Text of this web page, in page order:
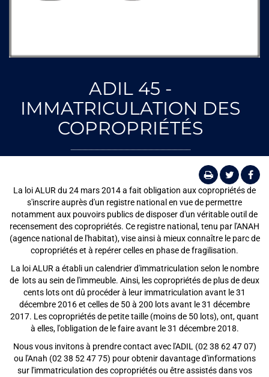
ADIL 45 -
IMMATRICULATION DES
COPROPRIÉTÉS
La loi ALUR du 24 mars 2014 a fait obligation aux copropriétés de
s'inscrire auprès d'un registre national en vue de permettre
notamment aux pouvoirs publics de disposer d'un véritable outil de
recensement des copropriétés. Ce registre national, tenu par l'ANAH
(agence national de l'habitat), vise ainsi à mieux connaître le parc de
copropriétés et à repérer celles en phase de fragilisation.
La loi ALUR a établi un calendrier d'immatriculation selon le nombre
de lots au sein de l'immeuble. Ainsi, les copropriétés de plus de deux
cents lots ont dû procéder à leur immatriculation avant le 31
décembre 2016 et celles de 50 à 200 lots avant le 31 décembre
2017. Les copropriétés de petite taille (moins de 50 lots), ont, quant
à elles, l'obligation de le faire avant le 31 décembre 2018.
Nous vous invitons à prendre contact avec l'ADIL (02 38 62 47 07)
ou l'Anah (02 38 52 47 75) pour obtenir davantage d'informations
sur l'immatriculation des copropriétés ou être assistés dans vos